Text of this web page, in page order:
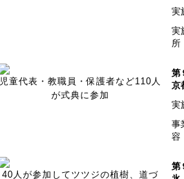
実
実
所
児童代表・教職員・保護者など110人
が式典に参加
第
京
実
事
容
40人が参加してツツジの植樹、道づ
第